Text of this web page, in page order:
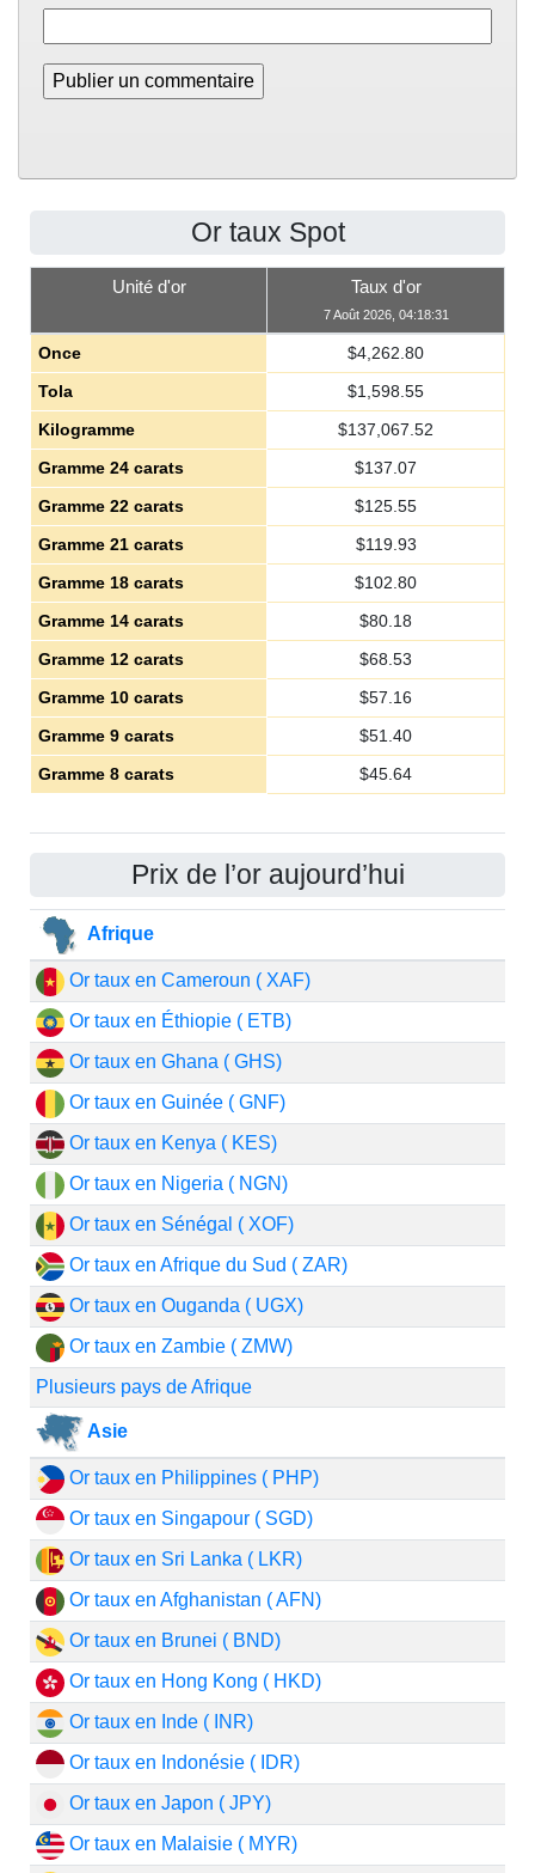
Or taux Spot
Unité d'or Taux d'or
7 Août 2026, 04:18:31
Once $4,262.80
Tola
$1,598.55
Kilogramme
$137,067.52
Gramme 24 carats
$137.07
Gramme 22 carats
$125.55
Gramme 21 carats
$119.93
Gramme 18 carats
$102.80
Gramme 14 carats
$80.18
Gramme 12 carats
$68.53
Gramme 10 carats
$57.16
Gramme 9 carats
$51.40
Gramme 8 carats
$45.64
Prix de l’or aujourd’hui
Afrique
Or taux en Cameroun ( XAF)
Or taux en Éthiopie ( ETB)
Or taux en Ghana ( GHS)
Or taux en Guinée ( GNF)
Or taux en Kenya ( KES)
Or taux en Nigeria ( NGN)
Or taux en Sénégal ( XOF)
Or taux en Afrique du Sud ( ZAR)
Or taux en Ouganda ( UGX)
Or taux en Zambie ( ZMW)
Plusieurs pays de Afrique
Asie
Or taux en Philippines ( PHP)
Or taux en Singapour ( SGD)
Or taux en Sri Lanka ( LKR)
Or taux en Afghanistan ( AFN)
Or taux en Brunei ( BND)
Or taux en Hong Kong ( HKD)
Or taux en Inde ( INR)
Or taux en Indonésie ( IDR)
Or taux en Japon ( JPY)
Or taux en Malaisie ( MYR)